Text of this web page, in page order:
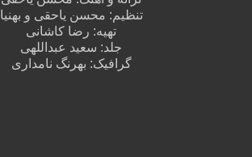
تنظیم: محسن یاحقی و بهنیا
تهیه: رضا کاشانی
جلد: سعید عبداللهی
گرافیک: بهرنگ نامداری